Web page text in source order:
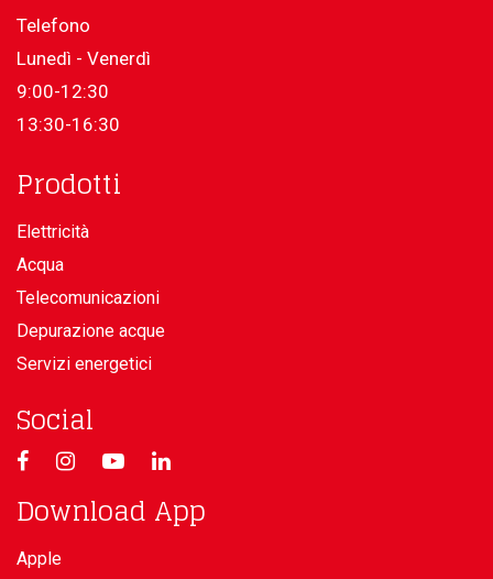
Telefono
Lunedì - Venerdì
9:00-12:30
13:30-16:30
Prodotti
Elettricità
Acqua
Telecomunicazioni
Depurazione acque
Servizi energetici
Social
Download App
Apple